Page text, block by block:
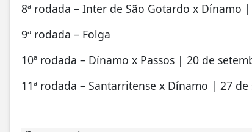
8ª rodada – Inter de São Gotardo x
9ª rodada – Folga
10ª rodada – Dínamo x Passos | 20 de
11ª rodada – Santarritense x Dínamo | 27